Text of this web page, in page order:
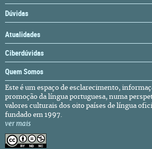
Dúvidas
Atualidades
Ciberdúvidas
Quem Somos
Este é um espaço de esclarecimento,
promoção da língua portuguesa, numa
valores culturais dos oito países de língua
fundado em 1997.
ver mais